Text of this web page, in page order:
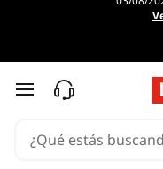
Ir al contenido